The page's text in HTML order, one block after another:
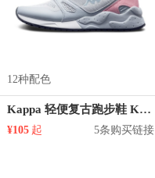
12种配色
Kappa 轻便复古跑步鞋 K0815MM75D
¥105 起 5条购买链接